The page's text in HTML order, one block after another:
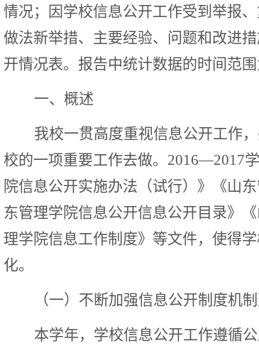
情况；因学校信息公开工作受到举报
做法新举措、主要经验、问题和改进
开情况表。 报告中统计数据的时间范围
一、概述
我校一贯高度重视信息公开工作
校的一项重要工作去做。2016—2017
院信息公开实施办法（试行）》《山
东管理学院信息公开信息公开目录》
理学院信息工作制度》等文件，使得
化。
（一）不断加强信息公开制度机
本学年，学校信息公开工作遵循